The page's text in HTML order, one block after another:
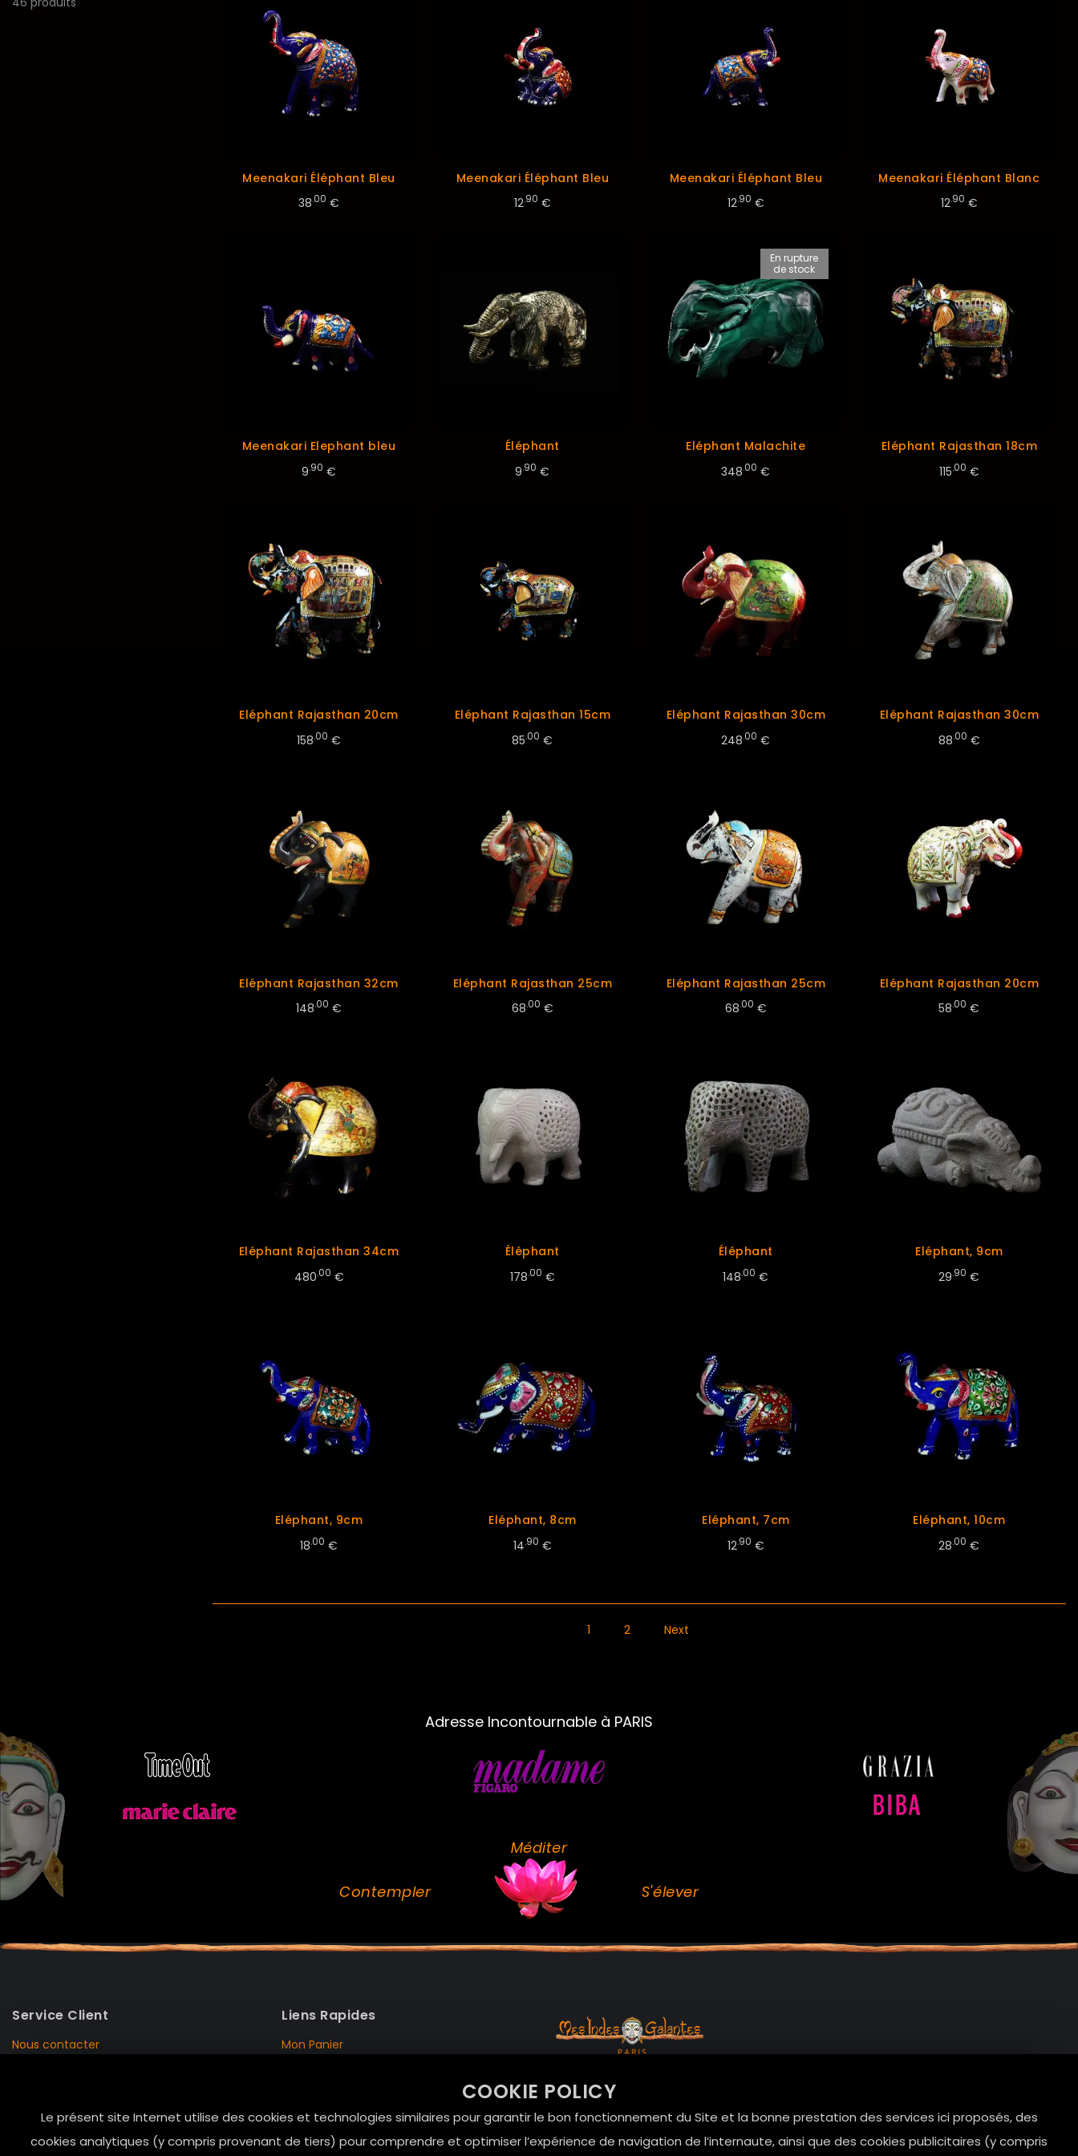
COOKIE POLICY
Le présent site Internet utilise des cookies et technologies similaires pour garantir le bon fonctionnement du Site et la bonne prestation des services ici proposés, des
cookies analytiques (y compris provenant de tiers) pour comprendre et optimiser l’expérience de navigation de l’internaute, ainsi que des cookies publicitaires (y compris
Meenakari Éléphant Bleu
38.00 €
Meenakari Éléphant Bleu
12.90 €
Meenakari Éléphant Bleu
12.90 €
Meenakari Éléphant Blanc
12.90 €
Meenakari Elephant bleu
9.90 €
Éléphant
9.90 €
En rupture
de stock
Eléphant Malachite
348.00 €
Eléphant Rajasthan 18cm
115.00 €
Eléphant Rajasthan 20cm
158.00 €
Eléphant Rajasthan 15cm
85.00 €
Eléphant Rajasthan 30cm
248.00 €
Eléphant Rajasthan 30cm
88.00 €
Eléphant Rajasthan 32cm
148.00 €
Eléphant Rajasthan 25cm
68.00 €
Eléphant Rajasthan 25cm
68.00 €
Eléphant Rajasthan 20cm
58.00 €
Eléphant Rajasthan 34cm
480.00 €
Éléphant
178.00 €
Éléphant
148.00 €
Eléphant, 9cm
29.90 €
Eléphant, 9cm
18.00 €
Eléphant, 8cm
14.90 €
Eléphant, 7cm
12.90 €
Eléphant, 10cm
28.00 €
1 2 Next
Adresse Incontournable à PARIS
Méditer
Contempler S'élever
Service Client
Nous contacter
Conditions de vente
Liens Rapides
Mon Panier
Le Marais, 75004 Paris